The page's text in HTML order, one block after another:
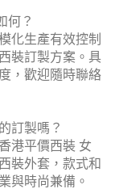
何？
化生產有效控制
裝訂製方案。具
，歡迎隨時聯絡
訂製嗎？
港平價西裝 女
裝外套，款式和
與時尚兼備。